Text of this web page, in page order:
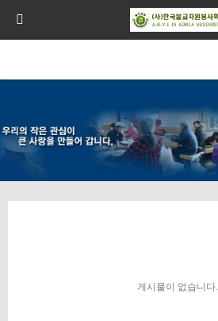
게시물이 없습니다.